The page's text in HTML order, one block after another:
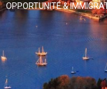
OPPORTUNITÉ &